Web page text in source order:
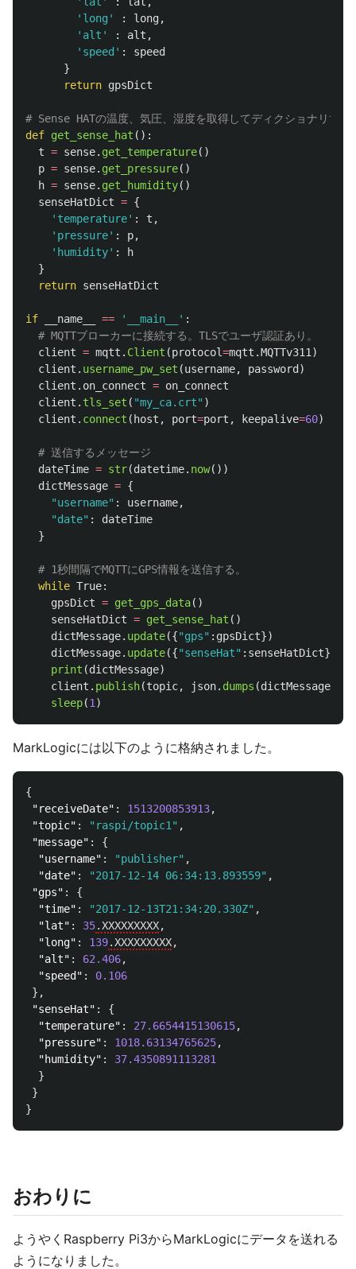
' long ' : long,
' alt ' : alt ,
' speed ' :
speed
}
return gpsDict
def get_sense_hat ():
t = sense. get_temperature()
p = sense. get_pressure()
h = sense. get_humidity()
senseHatDict = {
' temperature' : t ,
' pressure' : p,
' humidity' :
h
}
return senseHatDict
if __name__ == ' __main__ ' :
client = mqtt . Client (protocol=mqtt .MQTTv311 )
client . username_pw_set (username, password )
client . on_connect = on_connect
client . tls_set ( "my_ca.crt" )
client . connect ( host , port=port , keepalive=60)
dateTime = str(datetime. now())
dictMessage = {
"username" : username,
"date" :
dateTime
}
while True:
gpsDict = get_gps_data()
senseHatDict = get_sense_hat ()
dictMessage. update({"gps" : gpsDict})
dictMessage. update({"senseHat" : senseHatDict})
print (dictMessage)
client . publish(topic, json. dumps (dictMessage
sleep(1 )
MarkLogicには以下のように格納されました。
{
"receiveDate" : 1513200853913,
"topic" : "raspi/topic1" ,
"message" :
{
"username" : "publisher" ,
"date" : "2017-12-14 06:34:13.893559" ,
"gps" :
{
"time" : "2017-12-13T21:34:20.330Z" ,
"lat" : 35.XXXXXXXXX,
"long" : 139.XXXXXXXXX,
"alt" : 62.406,
"speed" :
0.106
},
"senseHat" :
{
"temperature" : 27.6654415130615,
"pressure" : 1018.63134765625,
"humidity" :
37.4350891113281
}
}
}
おわりに
ようやくRaspberry Pi3からMarkLogicにデータを送れる
ようになりました。